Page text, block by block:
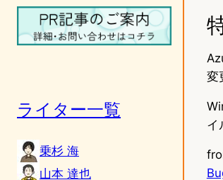
ライター一覧
乗杉 海
山本 達也
変
イ